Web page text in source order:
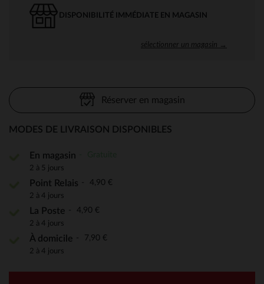
DISPONIBILITÉ IMMÉDIATE EN MAGASIN
sélectionner un magasin →
Réserver en magasin
MODES DE LIVRAISON DISPONIBLES
En magasin
2 à 5 jours
Point Relais 4,90 €
2 à 4 jours
La Poste 4,90 €
2 à 4 jours
À domicile 7,90 €
2 à 4 jours